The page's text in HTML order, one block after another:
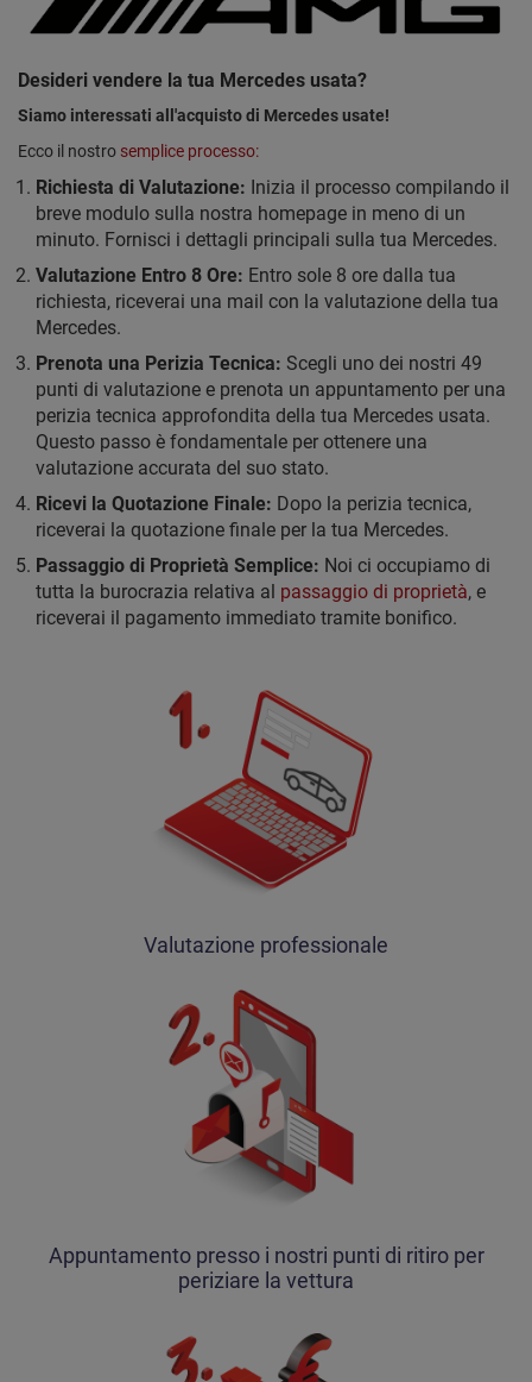
Desideri vendere la tua Mercedes usata?
Siamo interessati all'acquisto di Mercedes usate!
Ecco il nostro semplice processo:
Richiesta di Valutazione: Inizia il processo compilando il
breve modulo sulla nostra homepage in meno di un
minuto. Fornisci i dettagli principali sulla tua Mercedes.
Valutazione Entro 8 Ore: Entro sole 8 ore dalla tua
richiesta, riceverai una mail con la valutazione della tua
Mercedes.
Prenota una Perizia Tecnica: Scegli uno dei nostri 49
punti di valutazione e prenota un appuntamento per una
perizia tecnica approfondita della tua Mercedes usata.
Questo passo è fondamentale per ottenere una
valutazione accurata del suo stato.
Ricevi la Quotazione Finale: Dopo la perizia tecnica,
riceverai la quotazione finale per la tua Mercedes.
Passaggio di Proprietà Semplice: Noi ci occupiamo di
tutta la burocrazia relativa al passaggio di proprietà, e
riceverai il pagamento immediato tramite bonifico.
Valutazione professionale
Appuntamento presso i nostri punti di ritiro per
periziare la vettura